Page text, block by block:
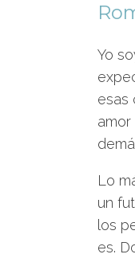
Yo
esas
Lo
un
los
es.